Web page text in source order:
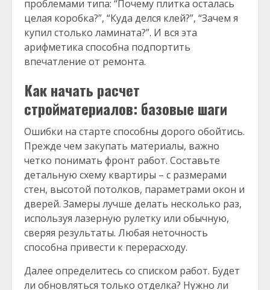
проблемами типа: “Почему плитка осталась
целая коробка?”, “Куда делся клей?”, “Зачем я
купил столько ламината?”. И вся эта
арифметика способна подпортить
впечатление от ремонта.
Как начать расчет
стройматериалов: базовые шаги
Ошибки на старте способны дорого обойтись.
Прежде чем закупать материалы, важно
четко понимать фронт работ. Составьте
детальную схему квартиры – с размерами
стен, высотой потолков, параметрами окон и
дверей. Замеры лучше делать несколько раз,
используя лазерную рулетку или обычную,
сверяя результаты. Любая неточность
способна привести к перерасходу.
Далее определитесь со списком работ. Будет
ли обновляться только отделка? Нужно ли